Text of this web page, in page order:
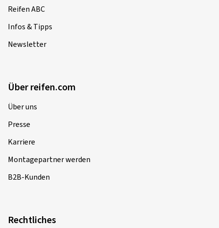
Reifen ABC
Infos & Tipps
Newsletter
Über reifen.com
Über uns
Presse
Karriere
Montagepartner werden
B2B-Kunden
Rechtliches